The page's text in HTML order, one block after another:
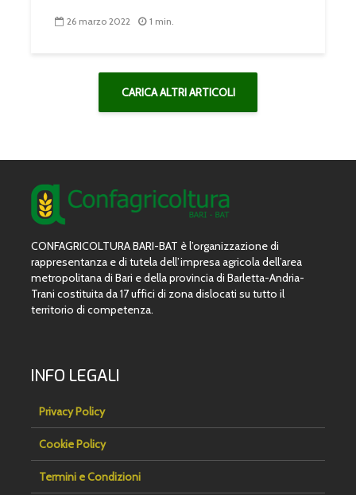
26 marzo 2022 1 min.
CARICA ALTRI ARTICOLI
CONFAGRICOLTURA BARI-BAT è l’organizzazione di
rappresentanza e di tutela dell’impresa agricola dell’area
metropolitana di Bari e della provincia di Barletta-Andria-
Trani costituita da 17 uffici di zona dislocati su tutto il
territorio di competenza.
INFO LEGALI
Privacy Policy
Cookie Policy
Termini e Condizioni